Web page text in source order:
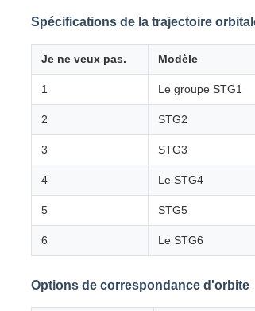
Spécifications de la trajectoire
Je ne veux pas. Modèle
1 Le groupe STG1
2 STG2
3 STG3
4 Le STG4
5 STG5
6 Le STG6
Options de correspondance d'orbite